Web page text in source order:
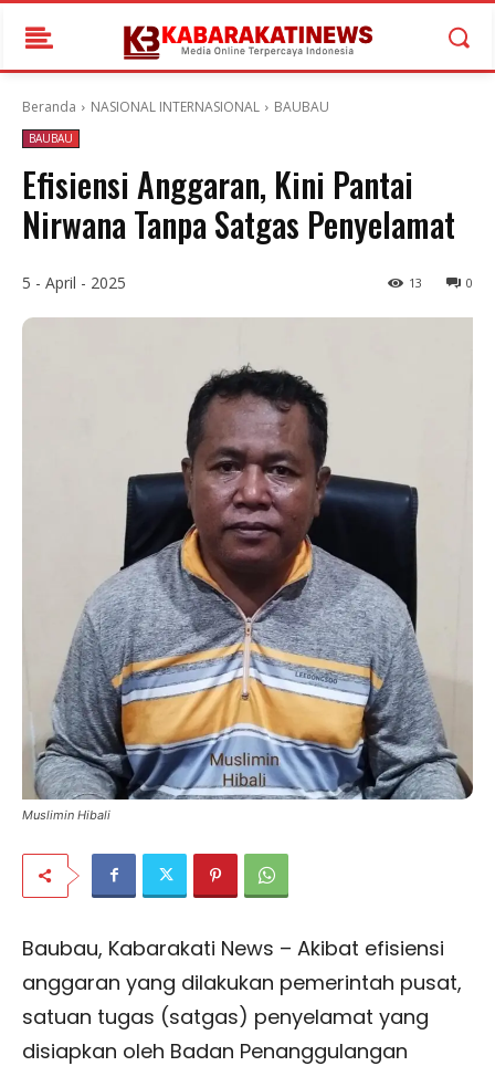
Beranda NASIONAL INTERNASIONAL BAUBAU
BAUBAU
Efisiensi Anggaran, Kini Pantai
Nirwana Tanpa Satgas Penyelamat
5 - April - 2025 0
13
Muslimin Hibali
Baubau, Kabarakati News – Akibat efisiensi
anggaran yang dilakukan pemerintah pusat,
satuan tugas (satgas) penyelamat yang
disiapkan oleh Badan Penanggulangan